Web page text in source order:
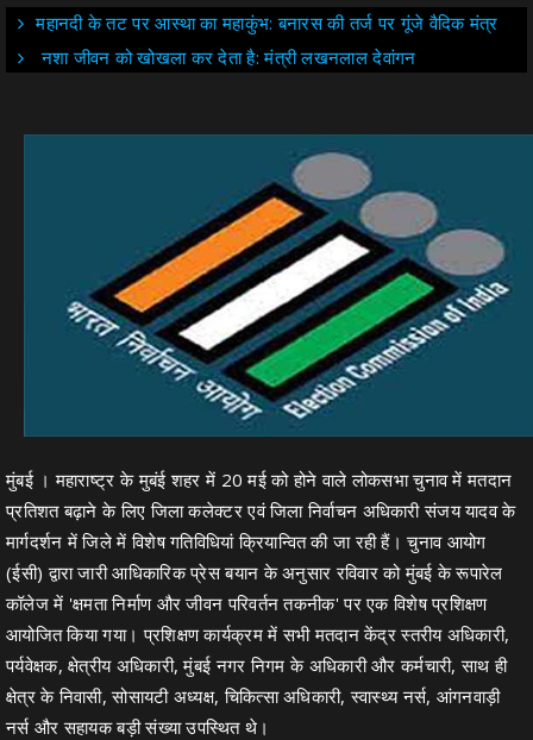
महानदी के तट पर आस्था का महाकुंभ: बनारस की तर्ज पर गूंजे वैदिक मंत्र
नशा जीवन को खोखला कर देता है: मंत्री लखनलाल देवांगन
मुंबई ।महाराष्ट्र के मुबंई शहर में 20 मई को होने वाले लोकसभा चुनाव में मतदान
प्रतिशत बढ़ाने के लिए जिला कलेक्टर एवं जिला निर्वाचन अधिकारी संजय यादव के
मार्गदर्शन में जिले में विशेष गतिविधियां क्रियान्वित की जा रही हैं। चुनाव आयोग
(ईसी) द्वारा जारी आधिकारिक प्रेस बयान के अनुसार रविवार को मुंबई के रूपारेल
कॉलेज में 'क्षमता निर्माण और जीवन परिवर्तन तकनीक' पर एक विशेष प्रशिक्षण
आयोजित किया गया। प्रशिक्षण कार्यक्रम में सभी मतदान केंद्र स्तरीय अधिकारी,
पर्यवेक्षक, क्षेत्रीय अधिकारी, मुंबई नगर निगम के अधिकारी और कर्मचारी, साथ ही
क्षेत्र के निवासी, सोसायटी अध्यक्ष, चिकित्सा अधिकारी, स्वास्थ्य नर्स, आंगनवाड़ी
नर्स और सहायक बड़ी संख्या उपस्थित थे।